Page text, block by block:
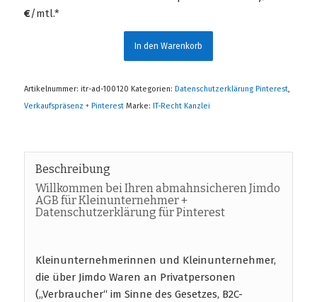
€/mtl.*
In den Warenkorb
Artikelnummer: itr-ad-100120 Kategorien: Datenschutzerklärung Pinterest,
Verkaufspräsenz + Pinterest Marke: IT-Recht Kanzlei
Beschreibung
Willkommen bei Ihren abmahnsicheren Jimdo
AGB für Kleinunternehmer +
Datenschutzerklärung für Pinterest
Kleinunternehmerinnen und Kleinunternehmer,
die über Jimdo Waren an Privatpersonen
(„Verbraucher“ im Sinne des Gesetzes, B2C-